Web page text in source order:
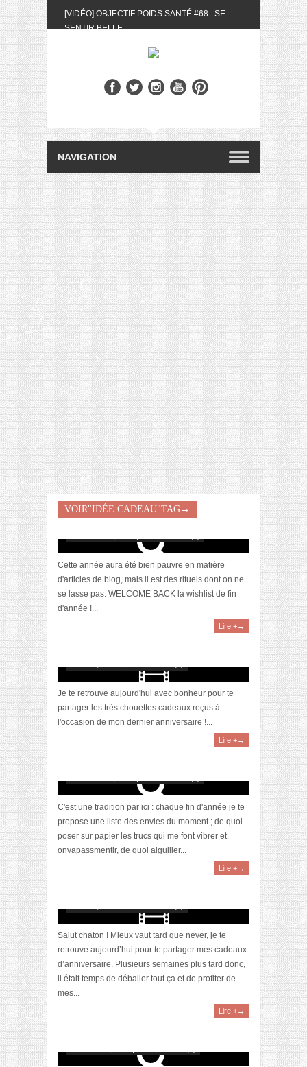
[VIDÉO] OBJECTIF POIDS SANTÉ #68 : SE
SENTIR BELLE
BIOTYFULL BOX DU MOIS DE MAI 2024 FEAT.
[VIDÉO] QUITOQUE #10 : MEAL PREP &
CONVIVIALITÉ
[VIDÉO] UNBOXING : LES MY LITTLE &
BIOTYFULL BOX DU MOIS D’AVRIL 2024
FEAT. AKILA
[VIDÉO] OBJECTIF POIDS SANTÉ #67 : L’AVIS
DES AUTRES, CE N’EST QUE LA VIE DES
AUTRES
[VIDÉO] UNBOXING : LES MY LITTLE &
BIOTYFULL BOX DES MOIS DE FÉVRIER ET
MARS 2024 FEAT. AKILA
[VIDÉO] LA SÉLECTION DU MOIS
#JANVIER2024
[VIDÉO] HELLOFRESH #34 : IDÉES
RECETTES RISOTTO
VOIR"IDÉE CADEAU"TAG→
[Wishlist] Passion maroquinerie
Cette année aura été bien pauvre en matière
d'articles de blog, mais il est des rituels dont on ne
se lasse pas. WELCOME BACK la wishlist de fin
d'année !...
Lire +→
[Vidéo] Haul : Mes Cadeaux d’Anniversaire
Je te retrouve aujourd'hui avec bonheur pour te
partager les très chouettes cadeaux reçus à
l'occasion de mon dernier anniversaire !...
Lire +→
C'est une tradition par ici : chaque fin d'année je te
propose une liste des envies du moment ; de quoi
poser sur papier les trucs qui me font vibrer et
onvapassmentir, de quoi aiguiller...
Lire +→
[Vidéo] Haul : Mes Cadeaux d’Anniversaire
Salut chaton ! Mieux vaut tard que never, je te
retrouve aujourd’hui pour te partager mes cadeaux
d’anniversaire. Plusieurs semaines plus tard donc,
il était temps de déballer tout ça et de profiter de
mes...
Lire +→